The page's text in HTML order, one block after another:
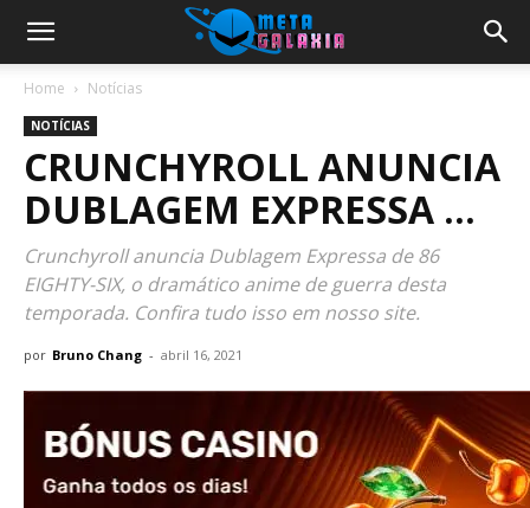
Home Notícias
NOTÍCIAS
CRUNCHYROLL ANUNCIA
DUBLAGEM EXPRESSA …
Crunchyroll anuncia Dublagem Expressa de 86
EIGHTY-SIX, o dramático anime de guerra desta
temporada. Confira tudo isso em nosso site.
por Bruno Chang - abril 16, 2021